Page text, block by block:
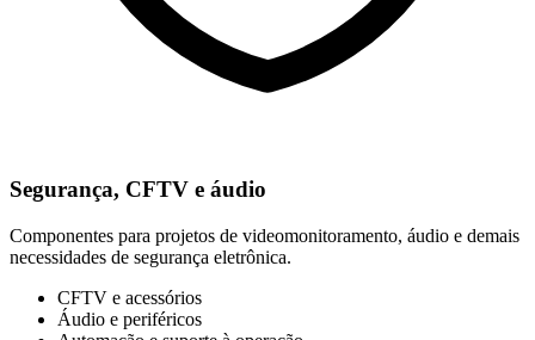
Segurança, CFTV e áudio
Componentes para projetos de videomonitoramento, áudio e demais
necessidades de segurança eletrônica.
CFTV e acessórios
Áudio e periféricos